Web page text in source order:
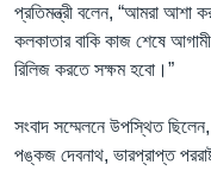
প্রতিমন্ত্রী বলেন, “আমরা আশা
কলকাতার বাকি কাজ শেষে
রিলিজ করতে সক্ষম হবো।”
সংবাদ সম্মেলনে উপস্থিত
পঙ্কজ দেবনাথ, ভারপ্রাপ্ত